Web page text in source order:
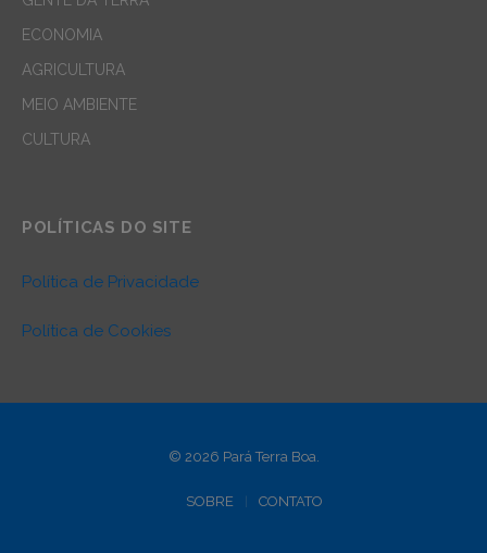
ECONOMIA
AGRICULTURA
MEIO AMBIENTE
CULTURA
POLÍTICAS DO SITE
Política de Privacidade
Política de Cookies
© 2026 Pará Terra Boa.
SOBRE CONTATO